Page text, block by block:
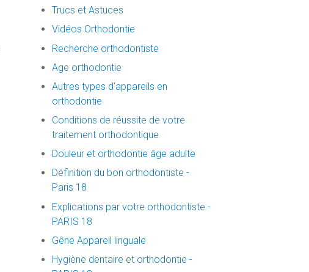
Trucs et Astuces
Vidéos Orthodontie
Recherche orthodontiste
Age orthodontie
Autres types d'appareils en
orthodontie
Conditions de réussite de votre
traitement orthodontique
Douleur et orthodontie âge adulte
Définition du bon orthodontiste -
Paris 18
Explications par votre orthodontiste -
PARIS 18
Gêne Appareil linguale
Hygiène dentaire et orthodontie -